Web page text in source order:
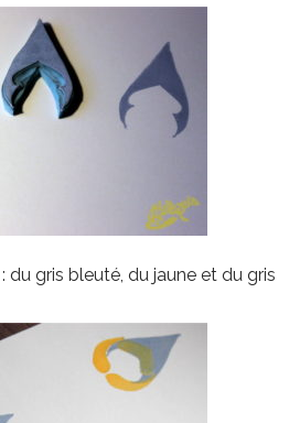
du gris bleuté, du jaune et du gris